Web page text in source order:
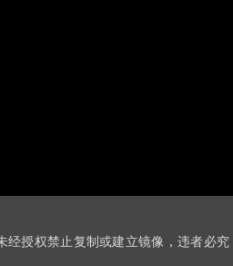
授权禁止复制或建立镜像，违者必究